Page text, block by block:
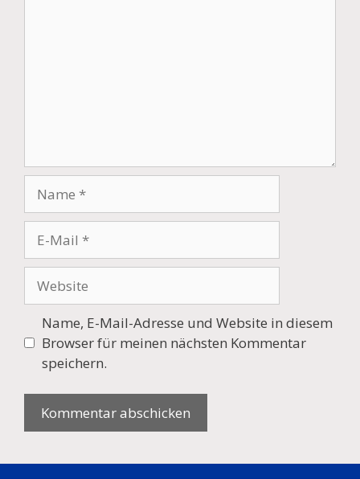
Mail
Name, E-Mail-Adresse und Website in diesem
Browser für meinen nächsten Kommentar
speichern.